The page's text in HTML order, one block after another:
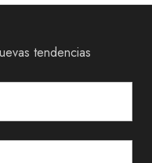
tendencias